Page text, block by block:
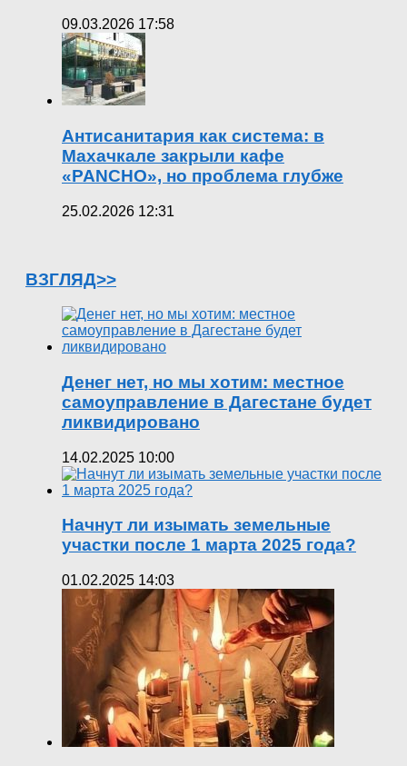
09.03.2026 17:58
Антисанитария как система: в
Махачкале закрыли кафе
«PANCHO», но проблема глубже
25.02.2026 12:31
ВЗГЛЯД>>
Денег нет, но мы хотим: местное
самоуправление в Дагестане будет
ликвидировано
14.02.2025 10:00
Начнут ли изымать земельные
участки после 1 марта 2025 года?
01.02.2025 14:03